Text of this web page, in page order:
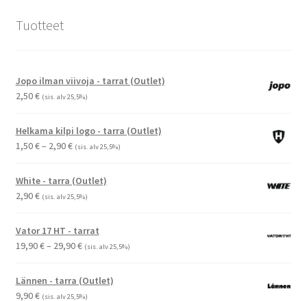
Tuotteet
Jopo ilman viivoja - tarrat (Outlet)
2,50€ (sis. alv 25,5%)
Helkama kilpi logo - tarra (Outlet)
1,50€– 2,90€Hintaluokka:
-
(sis. alv 25,5%)
White - tarra (Outlet)
2,90€ (sis. alv 25,5%)
Vator 17 HT - tarrat
19,90€– 29,90€Hintaluokka:
-
(sis. alv 25,5%)
Lännen - tarra (Outlet)
9,90€ (sis. alv 25,5%)